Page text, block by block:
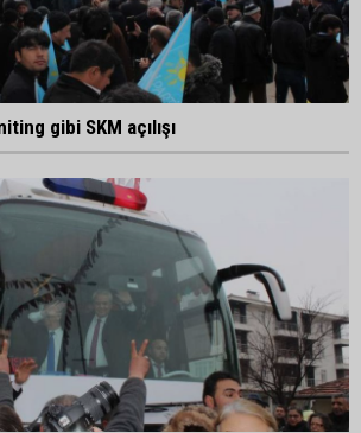
gibi SKM açılışı